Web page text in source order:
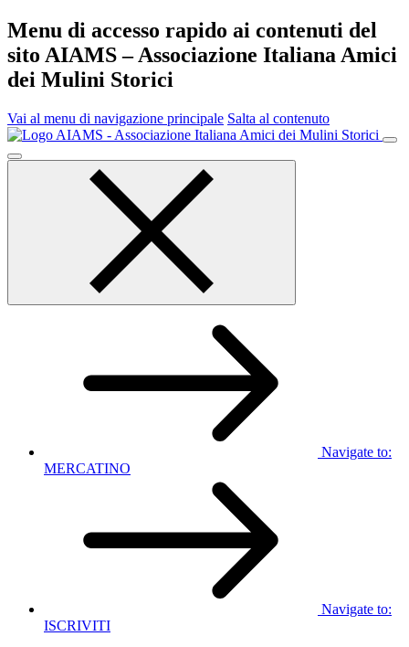
Menu di accesso rapido ai contenuti del
sito AIAMS – Associazione Italiana Amici
dei Mulini Storici
Vai al menu di navigazione principale Salta al contenuto
Menu
principale
Navigate to:
MERCATINO
Navigate to:
ISCRIVITI